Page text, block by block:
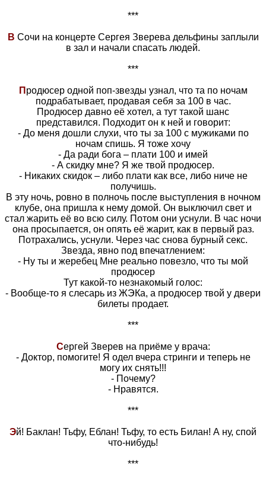
***
В Сочи на концерте Сергея Зверева дельфины заплыли
в зал и начали спасать людей.
***
П родюсер одной поп-звезды узнал, что та по ночам
подрабатывает, продавая себя за 100 в час.
Продюсер давно её хотел, а тут такой шанс
представился. Подходит он к ней и говорит:
- До меня дошли слухи, что ты за 100 с мужиками по
ночам спишь. Я тоже хочу
- Да ради бога – плати 100 и имей
- А скидку мне? Я же твой продюсер.
- Никаких скидок – либо плати как все, либо ниче не
получишь.
В эту ночь, ровно в полночь после выступления в ночном
клубе, она пришла к нему домой. Он выключил свет и
стал жарить её во всю силу. Потом они уснули. В час ночи
она просыпается, он опять её жарит, как в первый раз.
Потрахались, уснули. Через час снова бурный секс.
Звезда, явно под впечатлением:
- Ну ты и жеребец Мне реально повезло, что ты мой
продюсер
Тут какой-то незнакомый голос:
- Вообще-то я слесарь из ЖЭКа, а продюсер твой у двери
билеты продает.
***
Сергей Зверев на приёме у врача:
- Доктор, помогите! Я одел вчера стринги и теперь не
могу их снять!!!
- Почему?
- Нравятся.
***
Эй! Баклан! Тьфу, Еблан! Тьфу, то есть Билан! А ну, спой
что-нибудь!
***